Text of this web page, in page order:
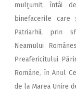
mulţumit, întâi
binefacerile care
Patriarhii, prin
Neamului
Preafericitului
Române, în Anul
de la Marea Unire